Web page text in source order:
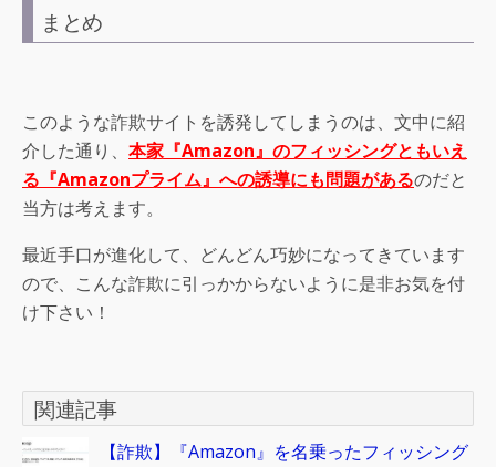
まとめ
このような詐欺サイトを誘発してしまうのは、文中に紹
介した通り、 本家『Amazon』のフィッシングともいえ
る『Amazonプライム』への誘導にも問題があるのだと
当方は考えます。
最近手口が進化して、どんどん巧妙になってきています
ので、こんな詐欺に引っかからないように是非お気を付
け下さい！
関連記事
【詐欺】『Amazon』を名乗ったフィッシング